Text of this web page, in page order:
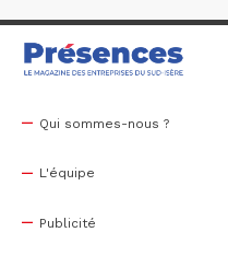
Qui sommes-nous ?
L'équipe
Publicité